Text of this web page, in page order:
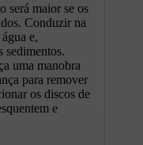
será maior se os
Conduzir na
e,
sedimentos.
uma manobra
para remover
os discos de
e